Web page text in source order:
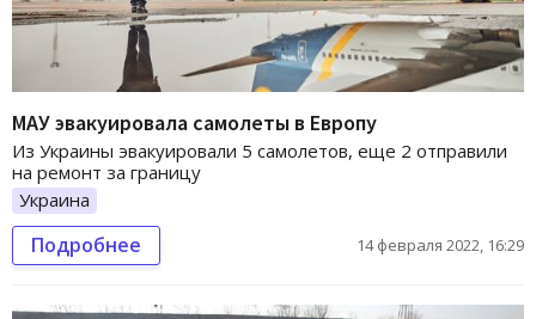
МАУ эвакуировала самолеты в Европу
Из Украины эвакуировали 5 самолетов, еще 2 отправили
на ремонт за границу
Украина
Подробнее 14 февраля 2022, 16:29